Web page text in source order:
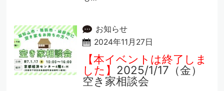
お知らせ
2024年11月27日
【本イベントは終了しま
した】 2025/1/17（金）
空き家相談会